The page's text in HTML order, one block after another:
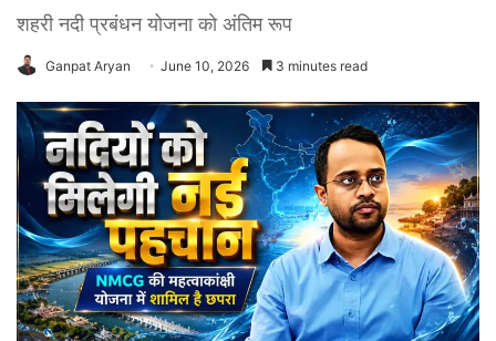
शहरी नदी प्रबंधन योजना को अंतिम रूप
Ganpat Aryan June 10, 2026 3 minutes read